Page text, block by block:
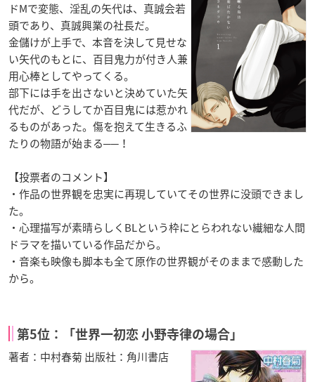
ドMで変態、淫乱の矢代は、真誠会若
頭であり、真誠興業の社長だ。
金儲けが上手で、本音を決して見せな
い矢代のもとに、百目鬼力が付き人兼
用心棒としてやってくる。
部下には手を出さないと決めていた矢
代だが、どうしてか百目鬼には惹かれ
るものがあった。傷を抱えて生きるふ
たりの物語が始まる──！
【投票者のコメント】
・作品の世界観を忠実に再現していてその世界に没頭できまし
た。
・心理描写が素晴らしくBLという枠にとらわれない繊細な人間
ドラマを描いている作品だから。
・音楽も映像も脚本も全て原作の世界観がそのままで感動した
から。
第5位：「世界一初恋 小野寺律の場合」
著者：中村春菊 出版社：角川書店